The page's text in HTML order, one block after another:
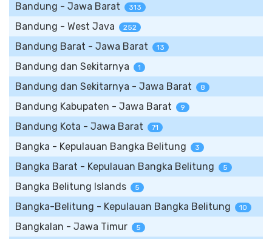
Bandung - Jawa Barat 313
Bandung - West Java 252
Bandung Barat - Jawa Barat 13
Bandung dan Sekitarnya 1
Bandung dan Sekitarnya - Jawa Barat 8
Bandung Kabupaten - Jawa Barat 9
Bandung Kota - Jawa Barat 71
Bangka - Kepulauan Bangka Belitung 3
Bangka Barat - Kepulauan Bangka Belitung 5
Bangka Belitung Islands 5
Bangka-Belitung - Kepulauan Bangka Belitung 10
Bangkalan - Jawa Timur 5